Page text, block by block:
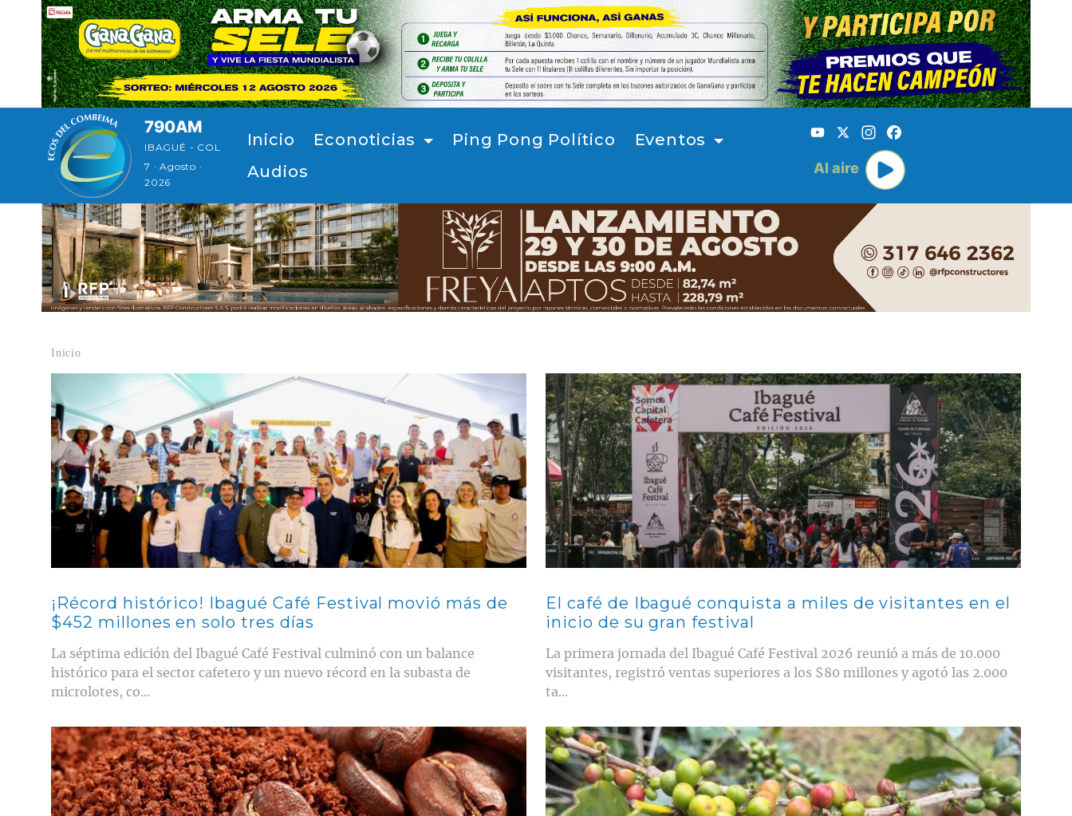
Pasar al contenido principal
790AM
IBAGUÉ - COL
7 · Agosto ·
2026
Inicio Econoticias Ping Pong Político
Eventos
Audios
YouTube
X Instagram
Al aire
Inicio
Contenido multimedia principal
¡Récord histórico! Ibagué Café Festival movió más de
$452 millones en solo tres días
La séptima edición del Ibagué Café Festival culminó con un balance
histórico para el sector cafetero y un nuevo récord en la subasta de
microlotes, co...
Contenido multimedia principal
El café de Ibagué conquista a miles de visitantes en el
inicio de su gran festival
La primera jornada del Ibagué Café Festival 2026 reunió a más de 10.000
visitantes, registró ventas superiores a los $80 millones y agotó las 2.000
ta...
Contenido multimedia principal Contenido multimedia principal